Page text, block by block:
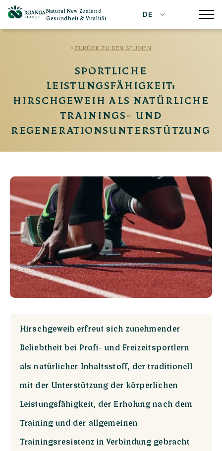
Natural New Zealand
Gesundheit & Vitalität
DE
< ZURÜCK ZU DEN STUDIEN
SPORTLICHE
LEISTUNGSFÄHIGKEIT:
HIRSCHGEWEIH ALS NATÜRLICHE
TRAININGS- UND
REGENERATIONSUNTERSTÜTZUNG
Hirschgeweih erfreut sich zunehmender
Beliebtheit bei Profi- und Freizeitsportlern
als natürlicher Inhaltsstoff, der traditionell
mit der Unterstützung der körperlichen
Leistungsfähigkeit, der Erholung nach dem
Training und der allgemeinen
Trainingsresistenz in Verbindung gebracht